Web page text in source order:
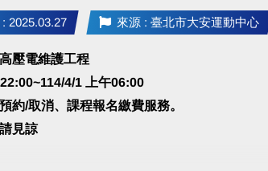
場報名(三樓體適能櫃檯)【課程當天網路
FT51200-1、4/18/FT51200-2、4/25/
次體驗課學員，現場續報5-6月原班課程
【會員資料】喔
送門↓
2025.03.27 來源 : 臺北市大安運動中心
壓電維護工程
4/1 上午06:00
約/取消、課程報名繳費服務。
見諒